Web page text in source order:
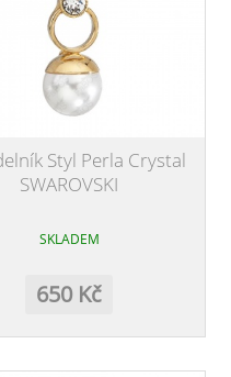
Styl Perla Crystal
SWAROVSKI
SKLADEM
650 Kč